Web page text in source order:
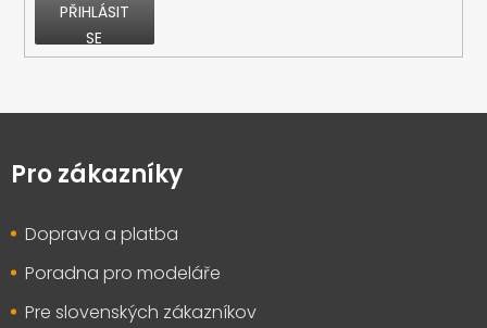
PŘIHLÁSIT
SE
Z
pPro zákazníky
Doprava a platba
Poradna pro modeláře
Pre slovenských zákazníkov